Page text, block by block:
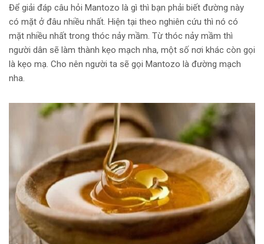
Để giải đáp câu hỏi Mantozo là gì thì bạn phải biết đường này
có mặt ở đâu nhiều nhất. Hiện tại theo nghiên cứu thì nó có
mặt nhiều nhất trong thóc nảy mầm. Từ thóc nảy mầm thì
người dân sẽ làm thành kẹo mạch nha, một số nơi khác còn gọi
là kẹo mạ. Cho nên người ta sẽ gọi Mantozo là đường mạch
nha.